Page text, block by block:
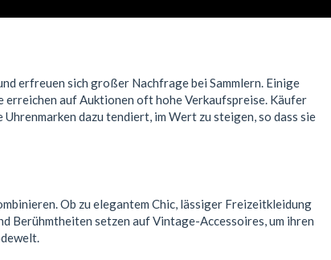
erfreuen sich großer Nachfrage bei Sammlern. Einige
auf Auktionen oft hohe Verkaufspreise. Käufer
dazu tendiert, im Wert zu steigen, so dass sie
Ob zu elegantem Chic, lässiger Freizeitkleidung
Berühmtheiten setzen auf Vintage-Accessoires, um ihren